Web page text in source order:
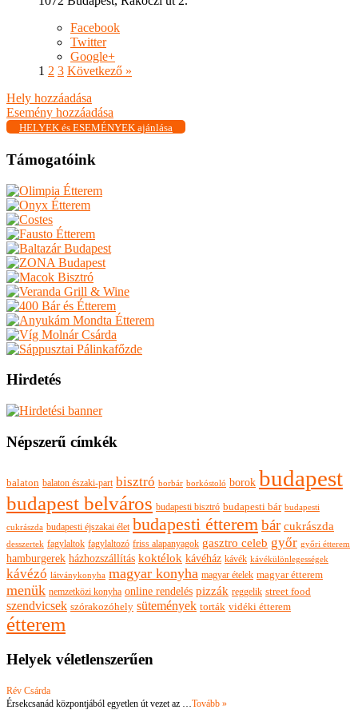
Facebook
Twitter
Google+
1 2 3 Következő »
Hely hozzáadása
Esemény hozzáadása
HELYEK és ESEMÉNYEK ajánlása
Támogatóink
Hirdetés
Népszerű címkék
balaton balaton északi-part bisztró borbár borkóstoló borok budapest
budapest belváros budapesti bisztró budapesti bár budapesti
cukrászda budapesti éjszakai élet budapesti étterembár cukrászda
desszertek fagylaltok fagylaltozó friss alapanyagok gasztro celeb győr győri étterem
hamburgerek házhozszállítás koktélok kávéház kávék kávékülönlegességek
kávézó látványkonyha magyar konyha magyar ételek magyar étterem
menük nemzetközi konyha online rendelés pizzák reggelik street food
szendvicsek szórakozóhely sütemények torták vidéki étterem
étterem
Helyek véletlenszerűen
Rév Csárda
Érsekcsanád központjából egyetlen út vezet az …Tovább »